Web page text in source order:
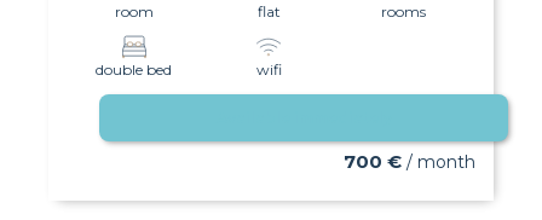
room
flat
rooms
double bed wifi
700 € / month